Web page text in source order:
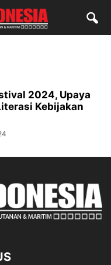
2024, Upaya
Kebijakan